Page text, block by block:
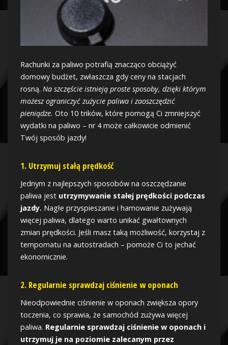
Rachunki za paliwo potrafią znacząco obciążyć
domowy budżet, zwłaszcza gdy ceny na stacjach
rosną. Na szczęście istnieją proste sposoby, dzięki którym
możesz ograniczyć zużycie paliwa i zaoszczędzić
pieniądze. Oto 10 trików, które pomogą Ci zmniejszyć
wydatki na paliwo – nr 4 może całkowicie odmienić
Twój sposób jazdy!
1. Utrzymuj stałą prędkość
Jednym z najlepszych sposobów na oszczędzanie
paliwa jest utrzymywanie stałej prędkości podczas
jazdy. Nagłe przyspieszanie i hamowanie zużywają
więcej paliwa, dlatego warto unikać gwałtownych
zmian prędkości. Jeśli masz taką możliwość, korzystaj z
tempomatu na autostradach – pomoże Ci to jechać
ekonomicznie.
2. Regularnie sprawdzaj ciśnienie w oponach
Nieodpowiednie ciśnienie w oponach zwiększa opory
toczenia, co sprawia, że samochód zużywa więcej
paliwa. Regularnie sprawdzaj ciśnienie w oponach i
utrzymuj je na poziomie zalecanym przez